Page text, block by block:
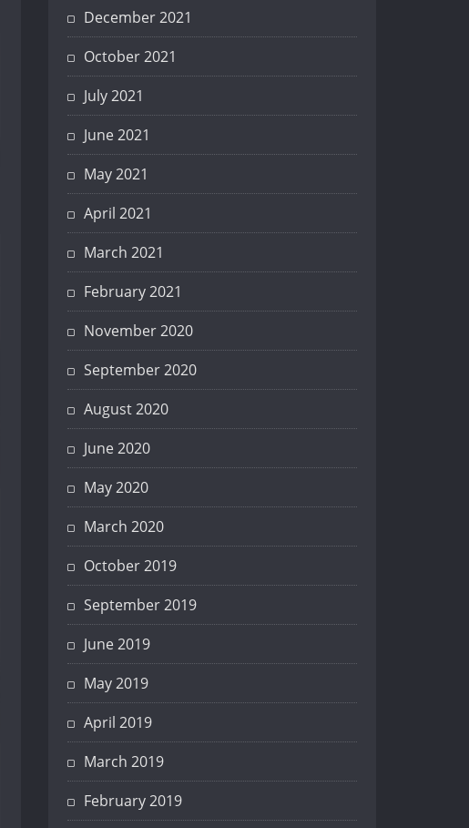
December 2021
October 2021
July 2021
June 2021
May 2021
April 2021
March 2021
February 2021
November 2020
September 2020
August 2020
June 2020
May 2020
March 2020
October 2019
September 2019
June 2019
May 2019
April 2019
March 2019
February 2019